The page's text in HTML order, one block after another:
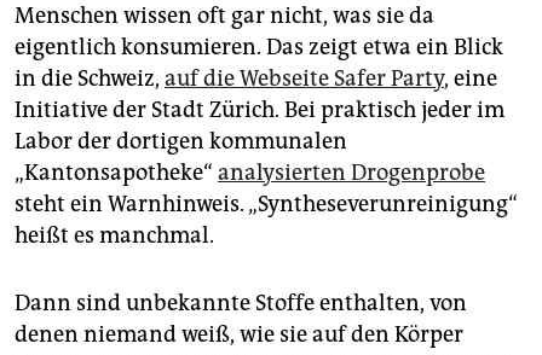
Menschen wissen oft gar nicht, was sie da
eigentlich konsumieren. Das zeigt etwa ein Blick
in die Schweiz, auf die Webseite Safer Party, eine
Initiative der Stadt Zürich. Bei praktisch jeder im
Labor der dortigen kommunalen
„Kantonsapotheke“ analysierten Drogenprobe
steht ein Warnhinweis. „Syntheseverunreinigung“
heißt es manchmal.
Dann sind unbekannte Stoffe enthalten, von
denen niemand weiß, wie sie auf den Körper